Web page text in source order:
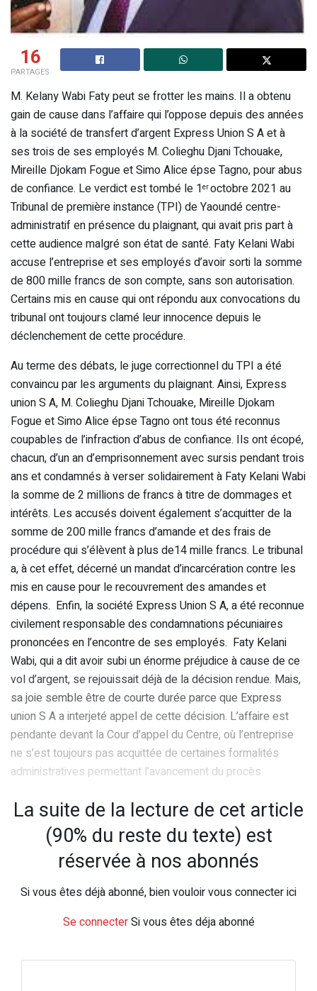
16
PARTAGES
M. Kelany Wabi Faty peut se frotter les mains. Il a obtenu
gain de cause dans l’affaire qui l’oppose depuis des années
à la société de transfert d’argent Express Union S A et à
ses trois de ses employés M. Colieghu Djani Tchouake,
Mireille Djokam Fogue et Simo Alice épse Tagno, pour abus
de confiance. Le verdict est tombé le 1eroctobre 2021 au
Tribunal de première instance (TPI) de Yaoundé centre-
administratif en présence du plaignant, qui avait pris part à
cette audience malgré son état de santé. Faty Kelani Wabi
accuse l’entreprise et ses employés d’avoir sorti la somme
de 800 mille francs de son compte, sans son autorisation.
Certains mis en cause qui ont répondu aux convocations du
tribunal ont toujours clamé leur innocence depuis le
déclenchement de cette procédure.
Au terme des débats, le juge correctionnel du TPI a été
convaincu par les arguments du plaignant. Ainsi, Express
union S A, M. Colieghu Djani Tchouake, Mireille Djokam
Fogue et Simo Alice épse Tagno ont tous été reconnus
coupables de l’infraction d’abus de confiance. Ils ont écopé,
chacun, d’un an d’emprisonnement avec sursis pendant trois
ans et condamnés à verser solidairement à Faty Kelani Wabi
la somme de 2 millions de francs à titre de dommages et
intérêts. Les accusés doivent également s’acquitter de la
somme de 200 mille francs d’amande et des frais de
procédure qui s’élèvent à plus de14 mille francs. Le tribunal
a, à cet effet, décerné un mandat d’incarcération contre les
mis en cause pour le recouvrement des amandes et
dépens. Enfin, la société Express Union S A, a été reconnue
civilement responsable des condamnations pécuniaires
prononcées en l’encontre de ses employés. Faty Kelani
Wabi, qui a dit avoir subi un énorme préjudice à cause de ce
vol d’argent, se rejouissait déjà de la décision rendue. Mais,
sa joie semble être de courte durée parce que Express
union S A a interjeté appel de cette décision. L’affaire est
pendante devant la Cour d’appel du Centre, où l’entreprise
ne s’est toujours pas acquittée de certaines formalités
administratives permettant l’avancement du procès.
La suite de la lecture de cet article
(90% du reste du texte) est
réservée à nos abonnés
Si vous êtes déjà abonné, bien vouloir vous connecter ici
Se connecterSi vous êtes déja abonné